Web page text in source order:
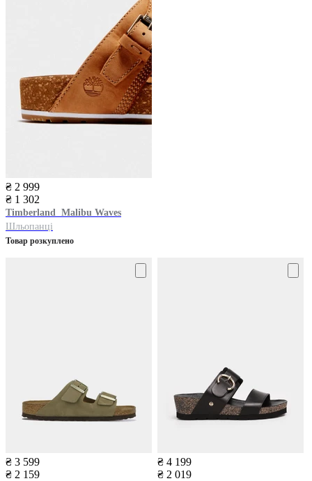
₴ 2 999
₴ 1 302
Timberland
Malibu Waves
Шльопанці
Товар розкуплено
₴ 3 599
₴ 2 159
₴ 4 199
₴ 2 019